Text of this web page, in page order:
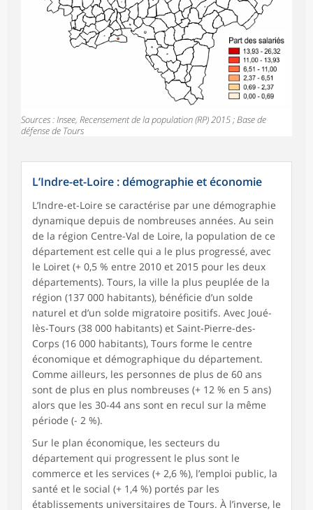
Sources : Insee, Recensement de la population (RP) 2015 ; Base de
défense de Tours
L’Indre-et-Loire : démographie et économie
L’Indre-et-Loire se caractérise par une démographie
dynamique depuis de nombreuses années. Au sein
de la région Centre-Val de Loire, la population de ce
département est celle qui a le plus progressé, avec
le Loiret (+ 0,5 % entre 2010 et 2015 pour les deux
départements). Tours, la ville la plus peuplée de la
région (137 000 habitants), bénéficie d’un solde
naturel et d’un solde migratoire positifs. Avec Joué-
lès-Tours (38 000 habitants) et Saint-Pierre-des-
Corps (16 000 habitants), Tours forme le centre
économique et démographique du département.
Comme ailleurs, les personnes de plus de 60 ans
sont de plus en plus nombreuses (+ 12 % en 5 ans)
alors que les 30-44 ans sont en recul sur la même
période (- 2 %).
Sur le plan économique, les secteurs du
département qui progressent le plus sont le
commerce et les services (+ 2,6 %), l’emploi public, la
santé et le social (+ 1,4 %) portés par les
établissements universitaires de Tours. À l’inverse, le